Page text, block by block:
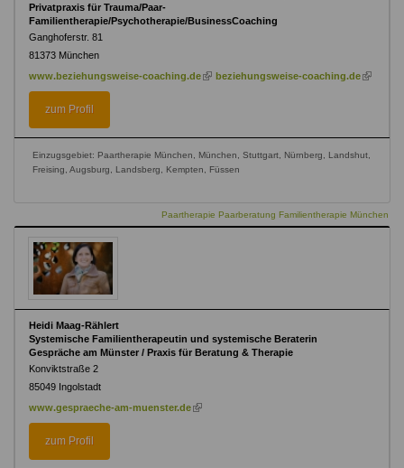
Privatpraxis für Trauma/Paar-
Familientherapie/Psychotherapie/BusinessCoaching
Ganghoferstr. 81
81373 München
www.beziehungsweise-coaching.de (linkbeziehungsweise-coaching.de (link
zum Profil
Einzugsgebiet: Paartherapie München, München, Stuttgart, Nürnberg, Landshut,
Freising, Augsburg, Landsberg, Kempten, Füssen
Paartherapie Paarberatung Familientherapie München
Heidi Maag-Rählert
Systemische Familientherapeutin und systemische Beraterin
Gespräche am Münster / Praxis für Beratung & Therapie
Konviktstraße 2
85049 Ingolstadt
www.gespraeche-am-muenster.de (link
zum Profil